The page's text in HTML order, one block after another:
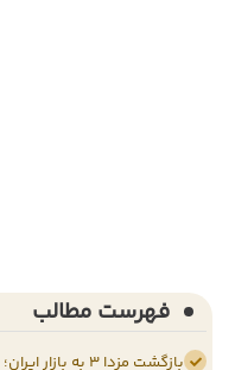
فهرست مطالب
بازگشت مزدا 3 به بازار ایران؛ سدان محبوب ژاپنی دوباره در دسترس